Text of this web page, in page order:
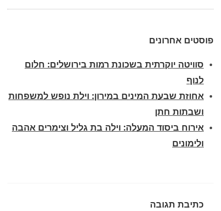
פוסטים אחרונים
סוויטה יוקרתית בשכונת רמות בירושלים: חלום
לנוף
אחוזת שבעת המינים במירון: וילת נופש למשפחות
ושבתות חתן
אירוח ביסוד המעלה: וילה בת גליל וצימרים אהבה
ולימונים
כתיבת תגובה